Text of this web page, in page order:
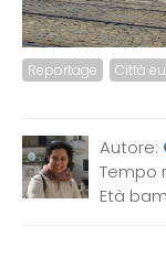
Reportage Città
Autore:
Tempo
Età